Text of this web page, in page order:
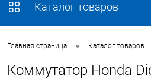
Каталог товаров
Главная страница • Каталог товаров
Коммутатор Honda